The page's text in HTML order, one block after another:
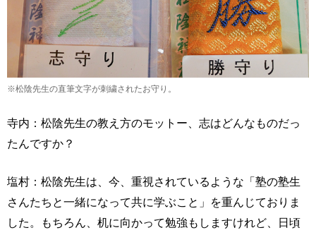
※松陰先生の直筆文字が刺繍されたお守り。
寺内：松陰先生の教え方のモットー、志はどんなものだっ
たんですか？
塩村：松陰先生は、今、重視されているような「塾の塾生
さんたちと一緒になって共に学ぶこと」を重んじておりま
した。もちろん、机に向かって勉強もしますけれど、日頃